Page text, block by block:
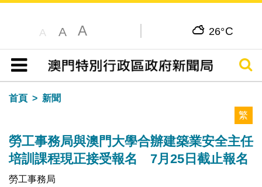
A A A 26°C
目錄
搜尋
首頁
新聞
繁
勞工事務局與澳門大學合辦建築業安全主任
培訓課程現正接受報名 7月25日截止報名
勞工事務局